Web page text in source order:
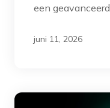
een
juni 11, 2026